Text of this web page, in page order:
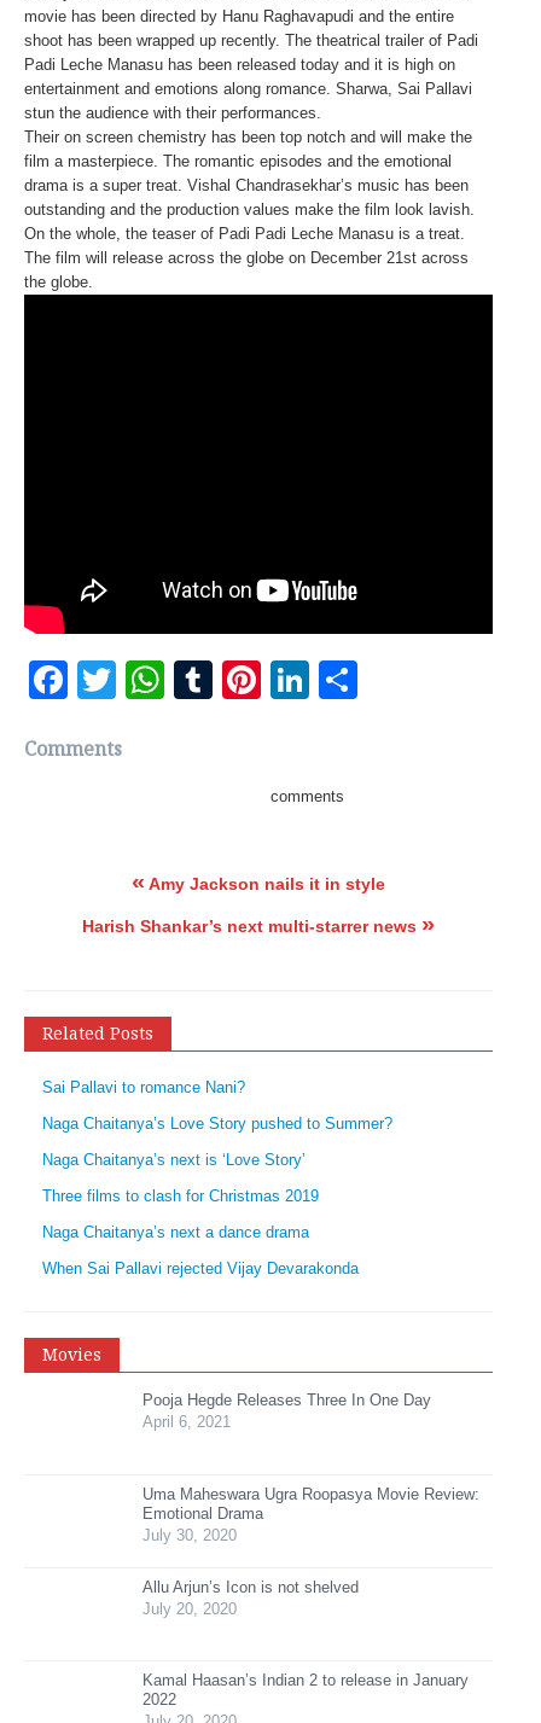
movie has been directed by Hanu Raghavapudi and the entire
shoot has been wrapped up recently. The theatrical trailer of Padi
Padi Leche Manasu has been released today and it is high on
entertainment and emotions along romance. Sharwa, Sai Pallavi
stun the audience with their performances.
Their on screen chemistry has been top notch and will make the
film a masterpiece. The romantic episodes and the emotional
drama is a super treat. Vishal Chandrasekhar’s music has been
outstanding and the production values make the film look lavish.
On the whole, the teaser of Padi Padi Leche Manasu is a treat.
The film will release across the globe on December 21st across
the globe.
Facebook
TwitterWhatsApp
TumblrPinterest
LinkedIn
Comments
comments
« Amy Jackson nails it in style
Harish Shankar’s next multi-starrer news »
Related Posts
Sai Pallavi to romance Nani?
Naga Chaitanya’s Love Story pushed to Summer?
Naga Chaitanya’s next is ‘Love Story’
Three films to clash for Christmas 2019
Naga Chaitanya’s next a dance drama
When Sai Pallavi rejected Vijay Devarakonda
Movies
Pooja Hegde Releases Three In One Day
April 6, 2021
Uma Maheswara Ugra Roopasya Movie Review:
Emotional Drama
July 30, 2020
Allu Arjun’s Icon is not shelved
July 20, 2020
Kamal Haasan’s Indian 2 to release in January
2022